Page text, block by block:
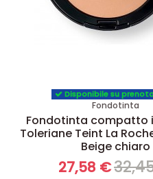
Disponibile su
Fondotinta
Fondotinta compatto
Toleriane Teint La
Beige chiaro
27,58 €